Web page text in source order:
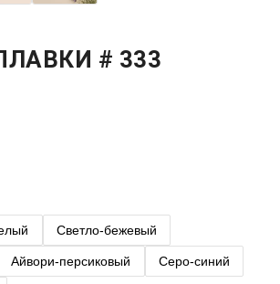
# 333
Светло-бежевый
Айвори-персиковый Серо-синий